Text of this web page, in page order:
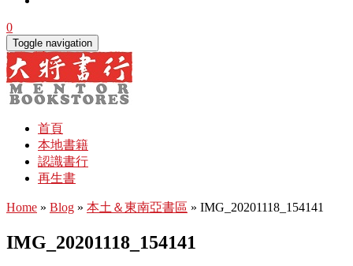
0
Toggle navigation
首頁
本地書籍
認識書行
再生書
Home » Blog » 本土＆東南亞書區 » IMG_20201118_154141
IMG_20201118_154141